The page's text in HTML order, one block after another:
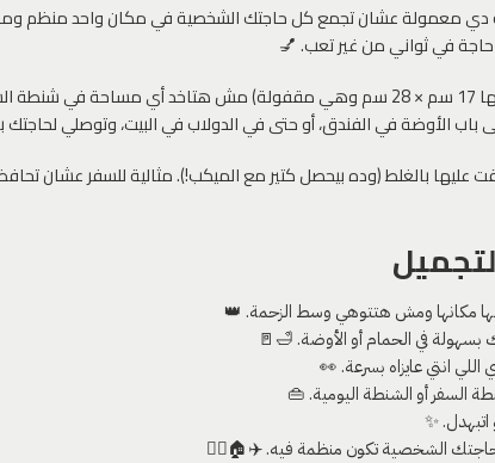
في ثواني من غير تعب. 💅
ولما تخلصي، لِمّيها واقفليها وهتبقى شنطة صغيرة وشيك (مقاسها 17 سم × 28 سم وهي
الأوضة في الفندق، أو حتى في الدولاب في البيت، وتوصلي لحاجتك
عليها بالغلط (وده بيحصل كتير مع الميكب!). مثالية للسفر
مكانها ومش هتتوهي وسط الزحمة. 👑
في الحمام أو الأوضة. 🛁🚪
انتي عايزاه بسرعة. 👀
السفر أو الشنطة اليومية. 👜
✨
حاجتك الشخصية تكون منظمة فيه. ✈️🏠🏋️‍♀️